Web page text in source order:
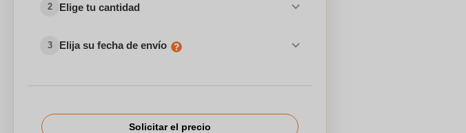
2 Elige tu cantidad
3 Elija su fecha de envío
Solicitar el precio